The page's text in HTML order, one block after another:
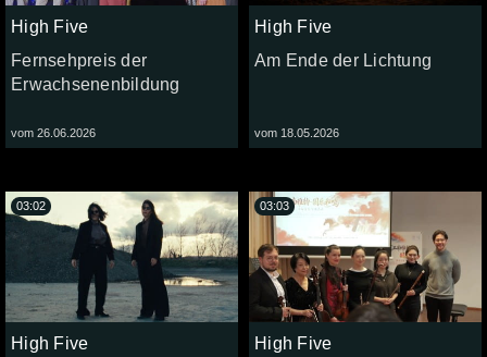
High Five
Fernsehpreis der
Erwachsenenbildung
vom 26.06.2026
High Five
Am Ende der Lichtung
vom 18.05.2026
High Five
03:02
High Five
03:03